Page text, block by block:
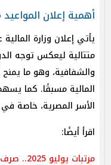
أهمية إعلان
يأتي إعلان وزارة
متتالية ليعكس توجه
والشفافية، وهو ما يمنح
المالية مسبقًا. كما
الأسر المصرية، خاصة
اقرأ أيضًا:
مرتبات